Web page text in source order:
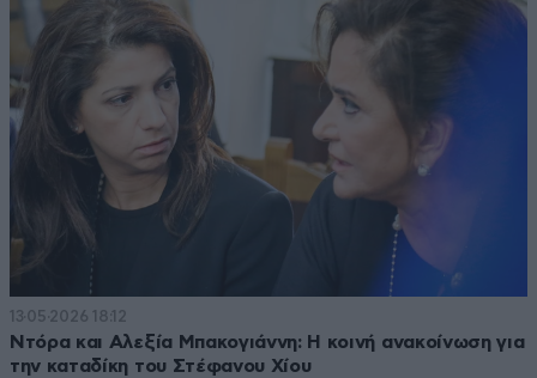
13·05·2026 18:12
Ντόρα και Αλεξία Μπακογιάννη: Η κοινή ανακοίνωση για
την καταδίκη του Στέφανου Χίου